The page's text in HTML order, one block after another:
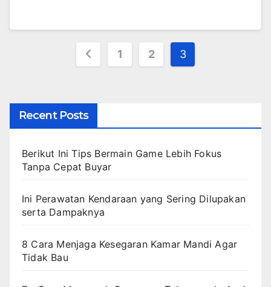
Posts
1 2 3
Recent Posts
Berikut Ini Tips Bermain Game Lebih Fokus
Tanpa Cepat Buyar
Ini Perawatan Kendaraan yang Sering Dilupakan
serta Dampaknya
8 Cara Menjaga Kesegaran Kamar Mandi Agar
Tidak Bau